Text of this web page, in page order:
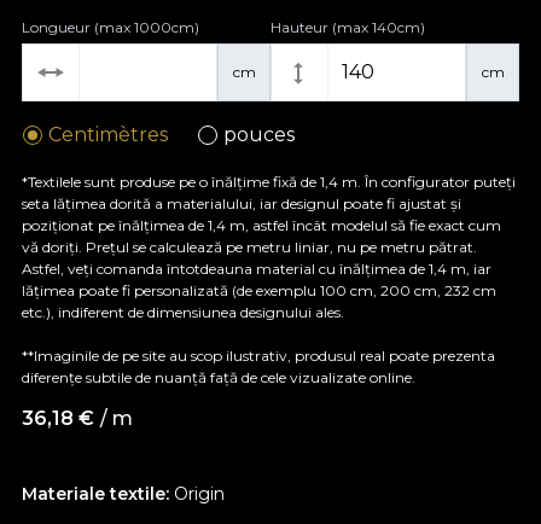
Materiale textile: Origin
cm
Longueur (max 1000cm)
cm
Hauteur (max 140cm)
Centimètres pouces
*Textilele sunt produse pe o înălțime fixă de 1,4 m. În configurator puteți
seta lățimea dorită a materialului, iar designul poate fi ajustat și
poziționat pe înălțimea de 1,4 m, astfel încât modelul să fie exact cum
vă doriți. Prețul se calculează pe metru liniar, nu pe metru pătrat.
Astfel, veți comanda întotdeauna material cu înălțimea de 1,4 m, iar
lățimea poate fi personalizată (de exemplu 100 cm, 200 cm, 232 cm
etc.), indiferent de dimensiunea designului ales.
**Imaginile de pe site au scop ilustrativ, produsul real poate prezenta
diferențe subtile de nuanță față de cele vizualizate online.
36,18 € / m